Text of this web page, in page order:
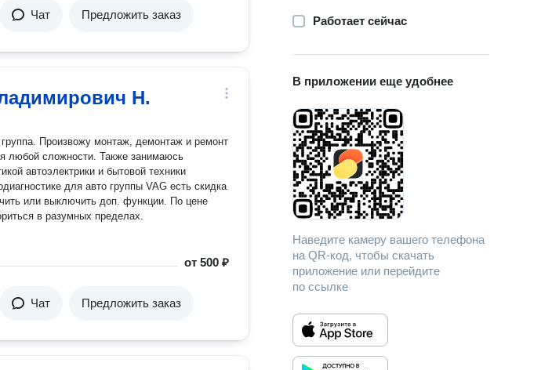
Чат Предложить заказ
Н.
Произвожу монтаж, демонтаж и ремонт
любой сложности. Также занимаюсь
автоэлектрики и бытовой техники
для авто группы VAG есть скидка
или выключить доп. функции. По цене
в разумных пределах.
от500 ₽
Чат Предложить заказ
Работает сейчас
В приложении еще удобнее
Наведите камеру вашего телефона
на QR-код, чтобы скачать
приложение или перейдите
по ссылке